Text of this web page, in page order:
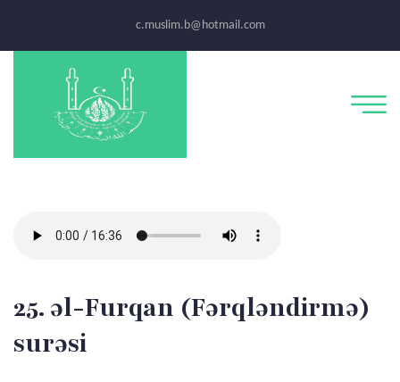
c.muslim.b@hotmail.com
25. əl-Furqan (Fərqləndirmə)
surəsi